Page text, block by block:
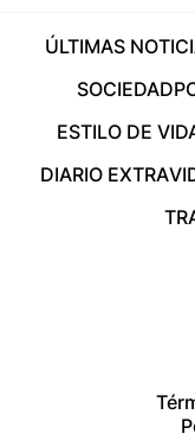
ÚLTIMAS
SOCIEDAD
ESTILO DE
DIARIO EXTRA